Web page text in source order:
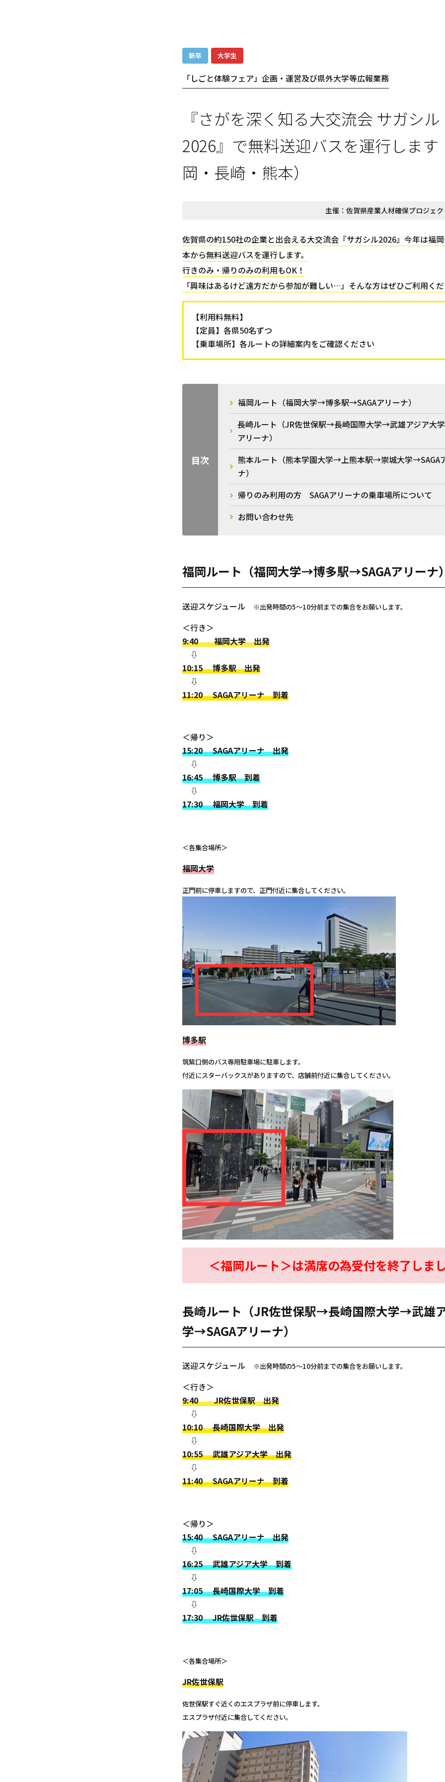
新卒 大学生
「しごと体験フェア」企画・運営及び県外大学等広報業務
『さがを深く知る大交流会 サガシル
2026』で無料送迎バスを運行します
岡・長崎・熊本）
主催：佐賀県産業人材確保プロジェ
佐賀県の約150社の企業と出会える大交流会『サガシル2026』今年は福
本から無料送迎バスを運行します。
行きのみ・帰りのみの利用もOK！
「興味はあるけど遠方だから参加が難しい…」そんな方はぜひご利用くだ
【利用料無料】
【定員】各県50名ずつ
【乗車場所】各ルートの詳細案内をご確認ください
目次
福岡ルート（福岡大学→博多駅→SAGAアリーナ）
長崎ルート（JR佐世保駅→長崎国際大学→武雄アジア大
アリーナ）
熊本ルート（熊本学園大学→上熊本駅→崇城大学→SAGA
ナ）
帰りのみ利用の方 SAGAアリーナの乗車場所について
お問い合わせ先
福岡ルート（福岡大学→博多駅→SAGAアリーナ）
送迎スケジュール ※出発時間の5～10分前までの集合をお願いします。
＜行き＞
9:40福岡大学 出発
⇩
10:15 博多駅 出発
⇩
11:20 SAGAアリーナ 到着
＜帰り＞
15:20 SAGAアリーナ 出発
⇩
16:45 博多駅 到着
⇩
17:30 福岡大学 到着
＜各集合場所＞
福岡大学
正門前に停車しますので、正門付近に集合してください。
博多駅
筑紫口側のバス専用駐車場に駐車します。
付近にスターバックスがありますので、店舗前付近に集合してください。
＜福岡ルート＞は満席の為受付を終了しま
長崎ルート（JR佐世保駅→長崎国際大学→武雄
学→SAGAアリーナ）
送迎スケジュール ※出発時間の5～10分前までの集合をお願いします。
＜行き＞
9:40 JR佐世保駅 出発
⇩
10:10 長崎国際大学 出発
⇩
10:55 武雄アジア大学 出発
⇩
11:40 SAGAアリーナ 到着
＜帰り＞
15:40 SAGAアリーナ 出発
⇩
16:25 武雄アジア大学 到着
⇩
17:05 長崎国際大学 到着
⇩
17:30 JR佐世保駅 到着
＜各集合場所＞
JR佐世保駅
佐世保駅すぐ近くのエスプラザ前に停車します。
エスプラザ付近に集合してください。